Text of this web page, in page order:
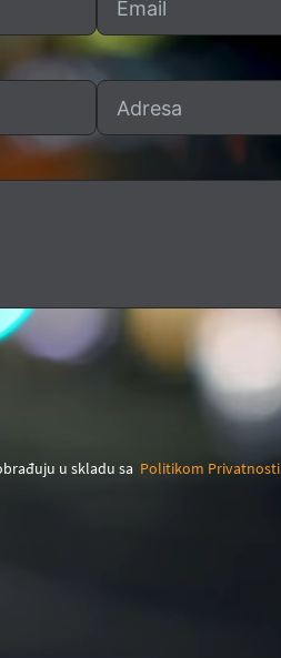
u skladu sa Politikom Privatnosti